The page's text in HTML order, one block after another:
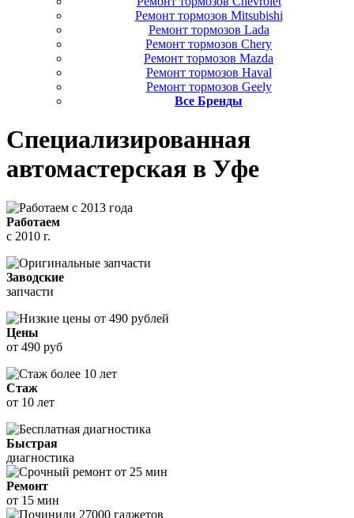
Ремонт тормозов Mitsubishi
Ремонт тормозов Lada
Ремонт тормозов Chery
Ремонт тормозов Mazda
Ремонт тормозов Haval
Ремонт тормозов Geely
Все Бренды
Специализированная
автомастерская в Уфе
Работаем
с 2010 г.
Заводские
запчасти
Цены
от 490 руб
Стаж
от 10 лет
Быстрая
диагностика
Ремонт
от 15 мин